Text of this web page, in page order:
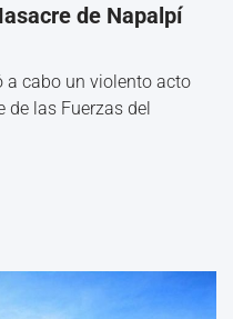
de Napalpí
a cabo un violento acto
de las Fuerzas del